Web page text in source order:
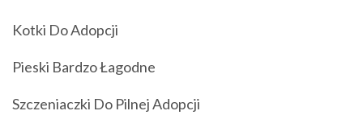
Kotki Do Adopcji
Pieski Bardzo Łagodne
Szczeniaczki Do Pilnej Adopcji